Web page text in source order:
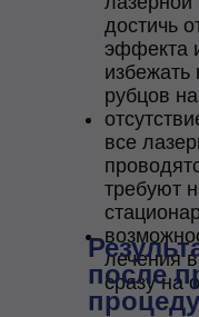
достичь
эффекта
избежать
рубцов
все
требуют
лечения
сразу на
после